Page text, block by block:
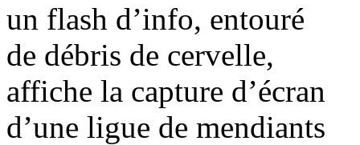
un flash d’info, entouré
de débris de cervelle,
affiche la capture d’écran
d’une ligue de mendiants